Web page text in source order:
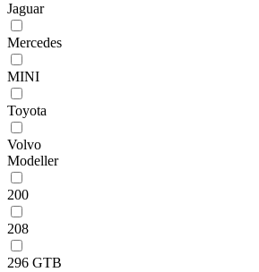
Jaguar
Mercedes
MINI
Toyota
Volvo
Modeller
200
208
296 GTB